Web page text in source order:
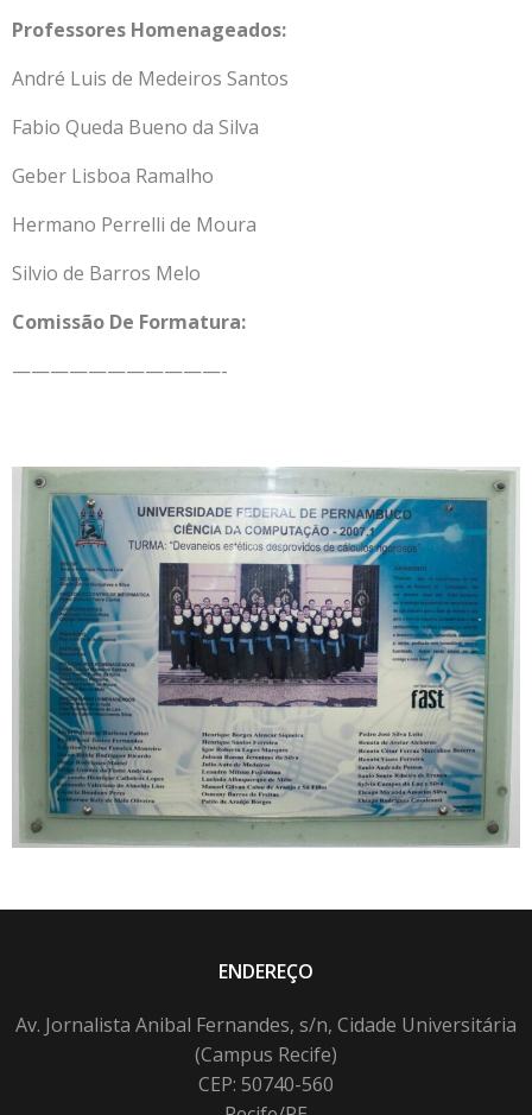
Professores Homenageados:
André Luis de Medeiros Santos
Fabio Queda Bueno da Silva
Geber Lisboa Ramalho
Hermano Perrelli de Moura
Silvio de Barros Melo
Comissão De Formatura:
———————————-
ENDEREÇO
Av. Jornalista Anibal Fernandes, s/n, Cidade Universitária
(Campus Recife)
CEP: 50740-560